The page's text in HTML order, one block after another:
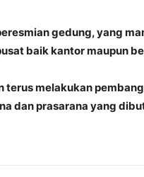
gedung, yang
baik kantor maupun
terus melakukan
dan prasarana yang